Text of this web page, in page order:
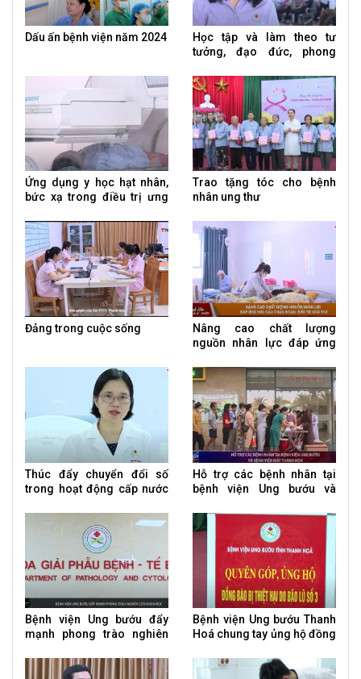
Dấu ấn bệnh viện năm 2024
Học tập và làm theo tư
tưởng, đạo đức, phong
Ứng dụng y học hạt nhân,
bức xạ trong điều trị ưng
Trao tặng tóc cho bệnh
nhân ung thư
Đảng trong cuộc sống
Nâng cao chất lượng
nguồn nhân lực đáp ứng
ung thư
Thúc đẩy chuyển đổi số
trong hoạt động cấp nước
Hỗ trợ các bệnh nhân tại
bệnh viện Ung bướu và
Bệnh viện Ung bướu đẩy
mạnh phong trào nghiên
Bệnh viện Ung bướu Thanh
Hoá chung tay ủng hộ đồng